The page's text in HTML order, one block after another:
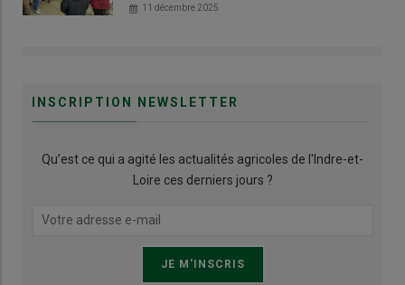
11 décembre 2025
INSCRIPTION NEWSLETTER
Qu’est ce qui a agité les actualités agricoles de l'Indre-et-
Loire ces derniers jours ?